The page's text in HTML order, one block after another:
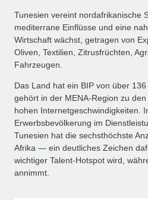
Tunesien vereint nordafrikanische
mediterrane Einflüsse und eine
Wirtschaft wächst, getragen von
Oliven, Textilien, Zitrusfrüchten,
Fahrzeugen.
Das Land hat ein BIP von über
gehört in der MENA‑Region zu
hohen Internetgeschwindigkeiten.
Erwerbsbevölkerung im
Tunesien hat die sechsthöchste
Afrika — ein deutliches Zeichen
wichtiger Talent‑Hotspot wird,
annimmt.